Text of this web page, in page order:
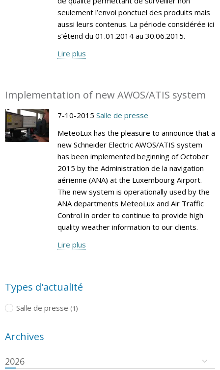
seulement l’envoi ponctuel des produits mais
aussi leurs contenus. La période considérée ici
s’étend du 01.01.2014 au 30.06.2015.
Lire plus
Implementation of new AWOS/ATIS system
7-10-2015 Salle de presse
MeteoLux has the pleasure to announce that a
new Schneider Electric AWOS/ATIS system
has been implemented beginning of October
2015 by the Administration de la navigation
aérienne (ANA) at the Luxembourg Airport.
The new system is operationally used by the
ANA departments MeteoLux and Air Traffic
Control in order to continue to provide high
quality weather information to our clients.
Lire plus
Types d'actualité
Salle de presse (1)
Archives
2026